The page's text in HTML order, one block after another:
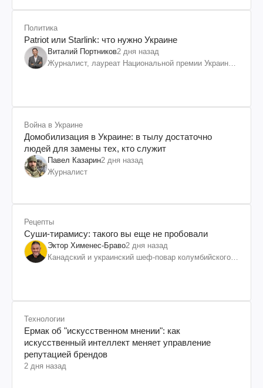
Политика
Patriot или Starlink: что нужно Украине
Виталий Портников2 дня назад
Журналист, лауреат Национальной премии Украины
Война в Украине
Домобилизация в Украине: в тылу достаточно
людей для замены тех, кто служит
Павел Казарин2 дня назад
Журналист
Рецепты
Суши-тирамису: такого вы еще не пробовали
Эктор Хименес-Браво2 дня назад
Канадский и украинский шеф-повар колумбийского
Технологии
Ермак об "искусственном мнении": как
искусственный интеллект меняет управление
репутацией брендов
2 дня назад